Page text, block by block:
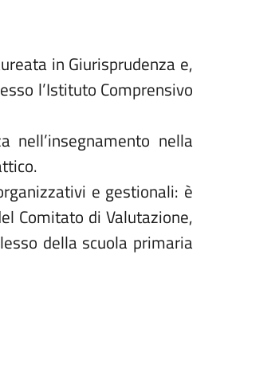
in Giurisprudenza e,
l’Istituto Comprensivo
nella
e gestionali: è
Comitato di Valutazione,
della scuola primaria